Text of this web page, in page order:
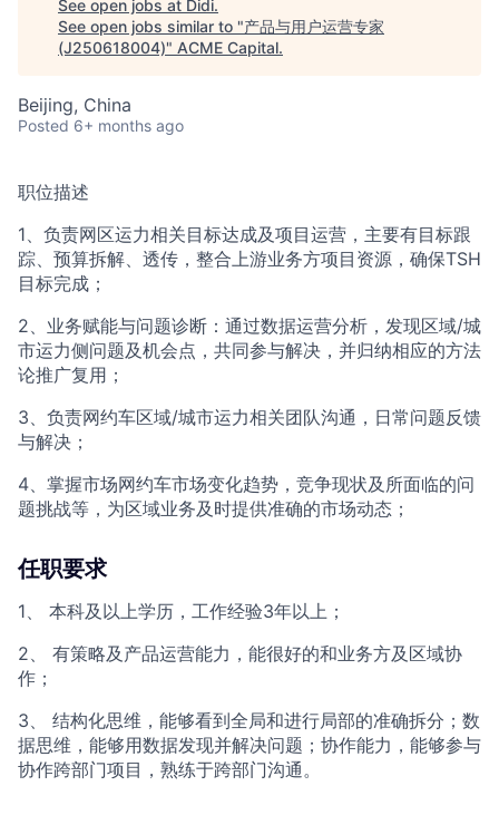
See open jobs at Didi.
See open jobs similar to "产品与用户运营专家
(J250618004)" ACME Capital.
Beijing, China
Posted 6+ months ago
职位描述
1、负责网区运力相关目标达成及项目运营，主要有目标跟
踪、预算拆解、透传，整合上游业务方项目资源，确保TSH
目标完成；
2、业务赋能与问题诊断：通过数据运营分析，发现区域/城
市运力侧问题及机会点，共同参与解决，并归纳相应的方法
论推广复用；
3、负责网约车区域/城市运力相关团队沟通，日常问题反馈
与解决；
4、掌握市场网约车市场变化趋势，竞争现状及所面临的问
题挑战等，为区域业务及时提供准确的市场动态；
任职要求
1、 本科及以上学历，工作经验3年以上；
2、 有策略及产品运营能力，能很好的和业务方及区域协
作；
3、 结构化思维，能够看到全局和进行局部的准确拆分；数
据思维，能够用数据发现并解决问题；协作能力，能够参与
协作跨部门项目，熟练于跨部门沟通。